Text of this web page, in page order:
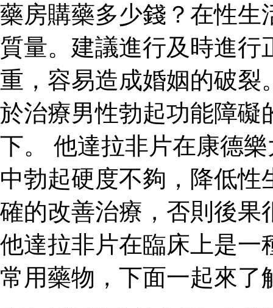
藥房購藥多少錢？在性生
質量。建議進行及時進行
重，容易造成婚姻的破裂
於治療男性勃起功能障礙
下。 他達拉非片在康德
中勃起硬度不夠，降低
確的改善治療，否則後果
他達拉非片在臨床上是一
常用藥物，下面一起來了